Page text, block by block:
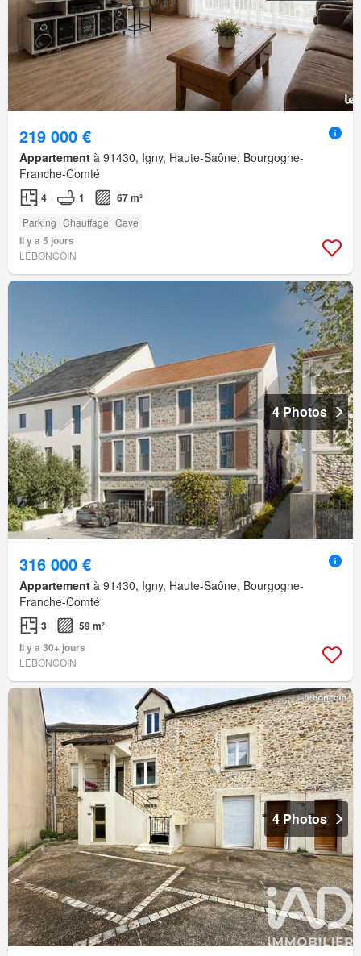
219 000 €
Appartement à 91430, Igny, Haute-Saône, Bourgogne-
Franche-Comté
4 1 67 m²
Parking Chauffage Cave
Il y a 5 jours
LEBONCOIN
4 Photos
316 000 €
Appartement à 91430, Igny, Haute-Saône, Bourgogne-
Franche-Comté
3
59 m²
Il y a 30+ jours
LEBONCOIN
4 Photos